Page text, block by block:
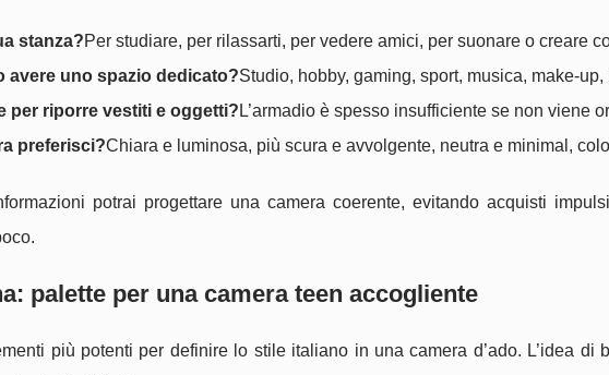
stanza?Per studiare, per rilassarti, per vedere amici, per suonare o creare
avere uno spazio dedicato?Studio, hobby, gaming, sport, musica, make-
per riporre vestiti e oggetti? L’armadio è spesso insufficiente se non viene
preferisci?Chiara e luminosa, più scura e avvolgente, neutra e minimal,
potrai progettare una camera coerente, evitando acquisti
palette per una camera teen accogliente
più potenti per definire lo stile italiano in una camera d’ado. L’idea di